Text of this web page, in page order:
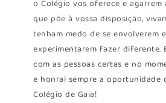
o Colégio vos oferece e
que põe à vossa disposição,
tenham medo de se envolverem
experimentarem fazer diferente.
com as pessoas certas e no
e honrai sempre a oportunidade
Colégio de Gaia!